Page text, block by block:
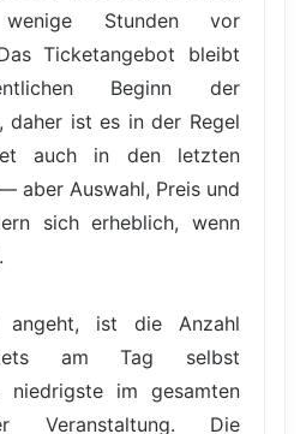
Stunden vor
Ticketangebot bleibt
Beginn der
daher ist es in der Regel
auch in den letzten
aber Auswahl, Preis und
sich erheblich, wenn
angeht, ist die Anzahl
am Tag selbst
niedrigste im gesamten
Veranstaltung. Die